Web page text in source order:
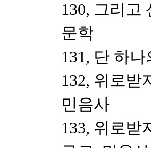
130, 그리고
문학
131, 단 하
132, 위로받
민음사
133, 위로받